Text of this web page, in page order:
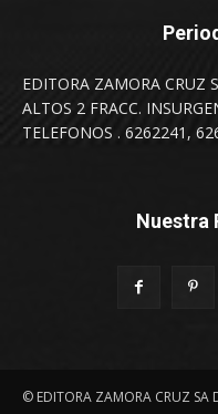
EDITORA ZAMORA CRUZ
ALTOS 2 FRACC.
TELEFONOS . 6262241,
Nuestra
© EDITORA ZAMORA CRUZ SA